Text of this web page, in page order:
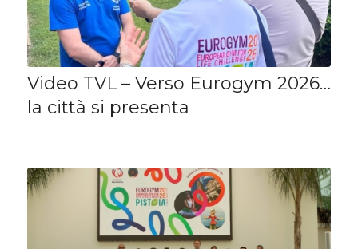
Video TVL – Verso Eurogym 2026…
la città si presenta